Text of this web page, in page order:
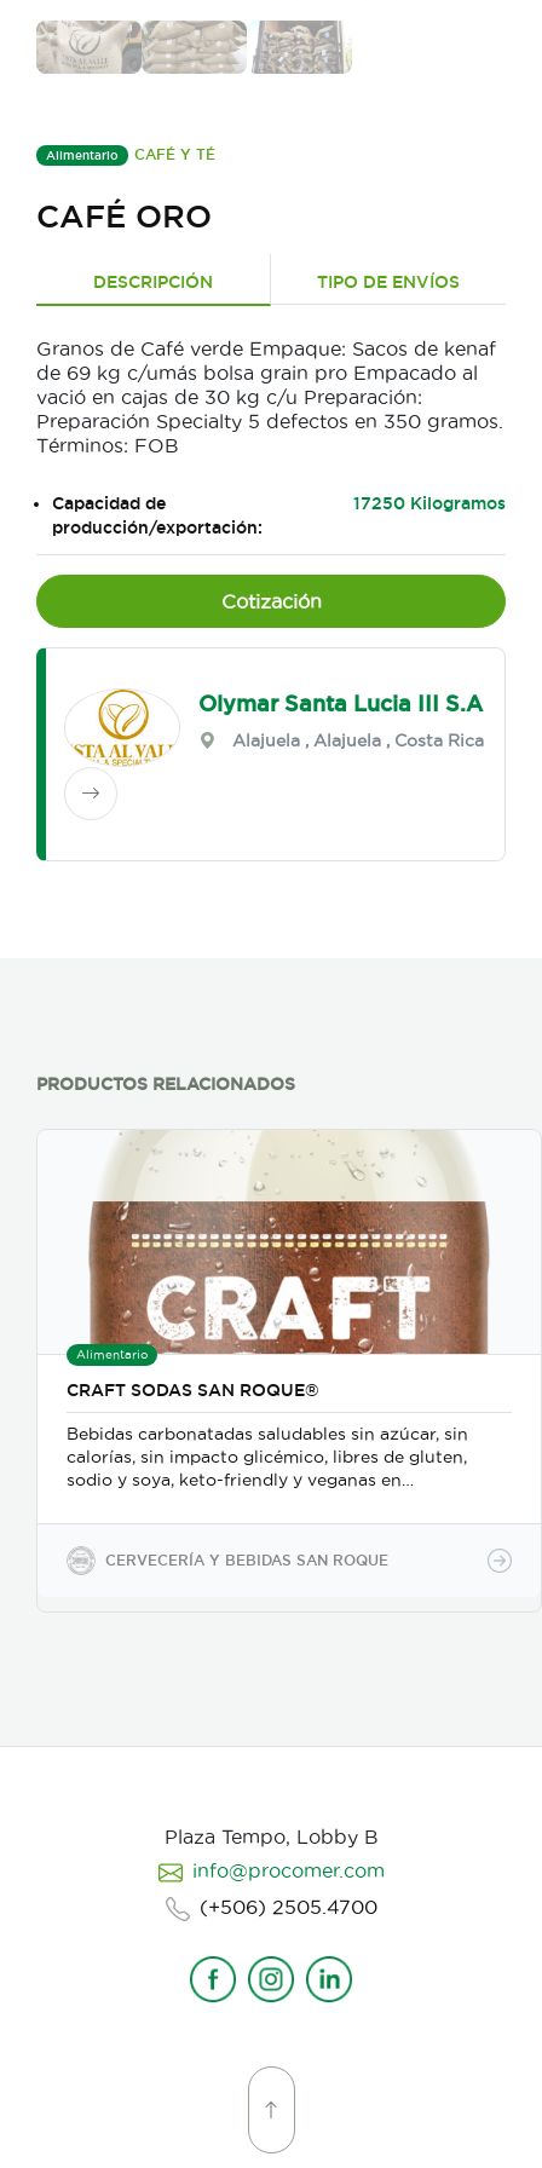
Alimentario CAFÉ Y TÉ
CAFÉ ORO
DESCRIPCIÓN TIPO DE ENVÍOS
Granos de Café verde Empaque: Sacos de kenaf
de 69 kg c/umás bolsa grain pro Empacado al
vació en cajas de 30 kg c/u Preparación:
Preparación Specialty 5 defectos en 350 gramos.
Términos: FOB
Capacidad de
producción/exportación:
17250 Kilogramos
Cotización
Olymar Santa Lucia III S.A
Alajuela , Alajuela , Costa Rica
PRODUCTOS RELACIONADOS
Alimentario
CRAFT SODAS SAN ROQUE®
Bebidas carbonatadas saludables sin azúcar, sin
calorías, sin impacto glicémico, libres de gluten,
sodio y soya, keto-friendly y veganas en
en PET.
CERVECERÍA Y BEBIDAS SAN ROQUE
Plaza Tempo, Lobby B
info@procomer.com
(+506) 2505.4700